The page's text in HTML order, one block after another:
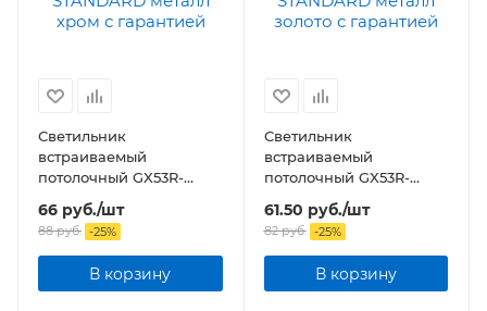
Светильник
встраиваемый
потолочный GX53R-
STANDARD металл хром
66 руб./шт
88руб. -25%
В корзину
Светильник
встраиваемый
потолочный GX53R-
STANDARD металл
золото
61.50 руб./шт
82руб. -25%
В корзину